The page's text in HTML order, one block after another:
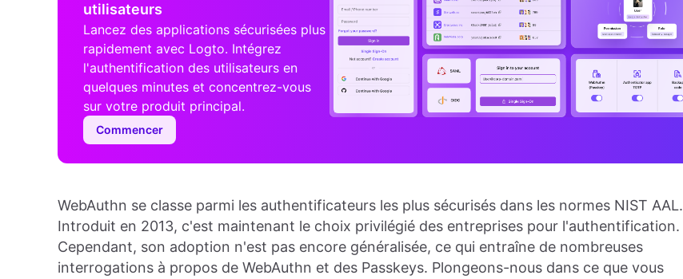
utilisateurs
Lancez des applications sécurisées plus
rapidement avec Logto. Intégrez
l'authentification des utilisateurs en
quelques minutes et concentrez-vous
sur votre produit principal.
Commencer
WebAuthn se classe parmi les authentificateurs les plus sécurisés dans les normes NIST AAL.
Introduit en 2013, c'est maintenant le choix privilégié des entreprises pour l'authentification.
Cependant, son adoption n'est pas encore généralisée, ce qui entraîne de nombreuses
interrogations à propos de WebAuthn et des Passkeys. Plongeons-nous dans ce que vous